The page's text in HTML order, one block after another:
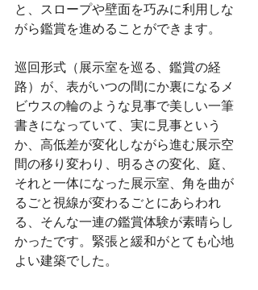
と、スロープや壁面を巧みに利用しな
がら鑑賞を進めることができます。
巡回形式（展示室を巡る、鑑賞の経
路）が、表がいつの間にか裏になるメ
ビウスの輪のような見事で美しい一筆
書きになっていて、実に見事という
か、高低差が変化しながら進む展示空
間の移り変わり、明るさの変化、庭、
それと一体になった展示室、角を曲が
るごと視線が変わるごとにあらわれ
る、そんな一連の鑑賞体験が素晴らし
かったです。緊張と緩和がとても心地
よい建築でした。